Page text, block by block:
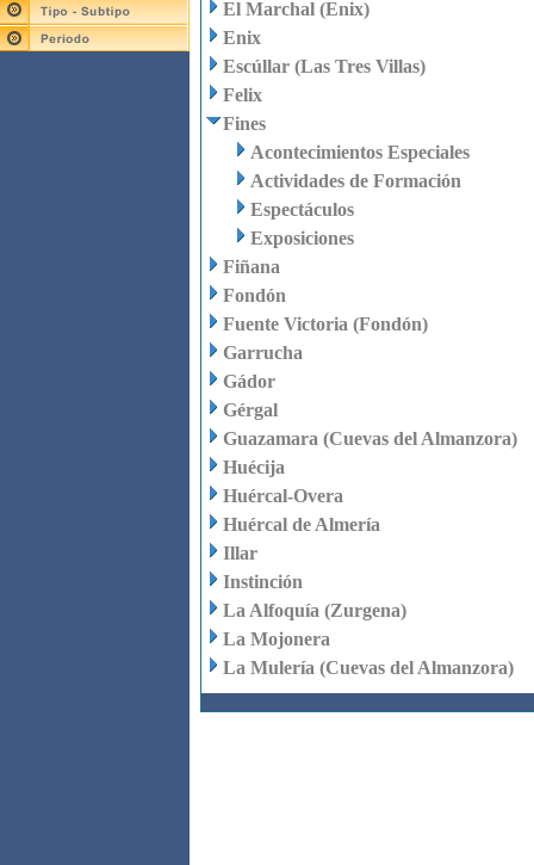
El Marchal (Enix)
Enix
Escúllar (Las Tres Villas)
Felix
Fines
Acontecimientos Especiales
Actividades de Formación
Espectáculos
Exposiciones
Fiñana
Fondón
Fuente Victoria (Fondón)
Garrucha
Gádor
Gérgal
Guazamara (Cuevas del Almanzora)
Huécija
Huércal-Overa
Huércal de Almería
Illar
Instinción
La Alfoquía (Zurgena)
La Mojonera
La Mulería (Cuevas del Almanzora)